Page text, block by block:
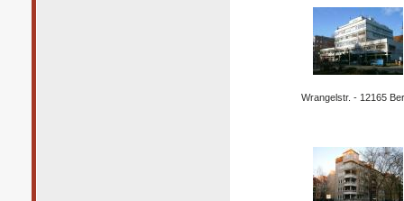
Wrangelstr. - 12165